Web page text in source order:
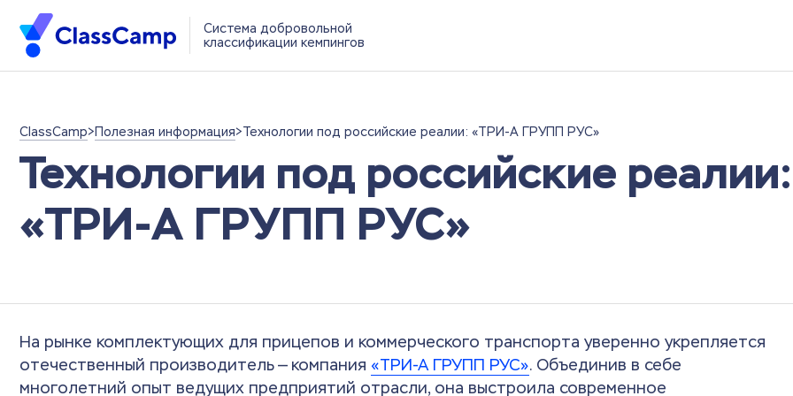
Система добровольной
классификации кемпингов
ClassCamp>Полезная информация>Технологии под российские реалии: «ТРИ-А ГРУПП РУС»
Технологии под российские реалии:
«ТРИ-А ГРУПП РУС»
На рынке комплектующих для прицепов и коммерческого транспорта уверенно укрепляется
отечественный производитель — компания «ТРИ-А ГРУПП РУС». Объединив в себе
многолетний опыт ведущих предприятий отрасли, она выстроила современное